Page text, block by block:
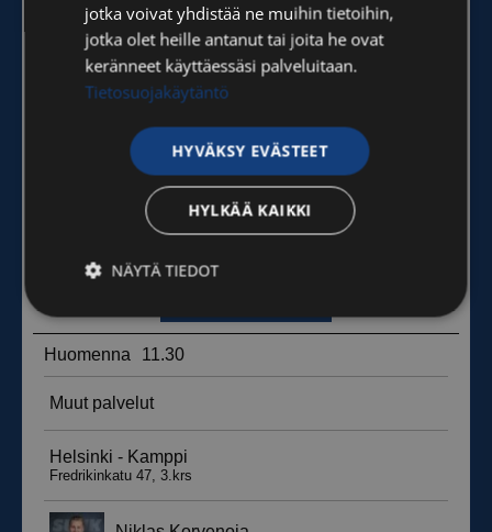
jotka voivat yhdistää ne muihin tietoihin,
jotka olet heille antanut tai joita he ovat
keränneet käyttäessäsi palveluitaan.
Tietosuojakäytäntö
HYVÄKSY EVÄSTEET
HYLKÄÄ KAIKKI
NÄYTÄ TIEDOT
Ehdottomasti
välttämättömät
Suorituskyvylliset